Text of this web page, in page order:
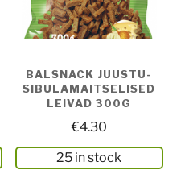
BALSNACK JUUSTU-
SIBULAMAITSELISED
LEIVAD 300G
€4.30
25 in stock